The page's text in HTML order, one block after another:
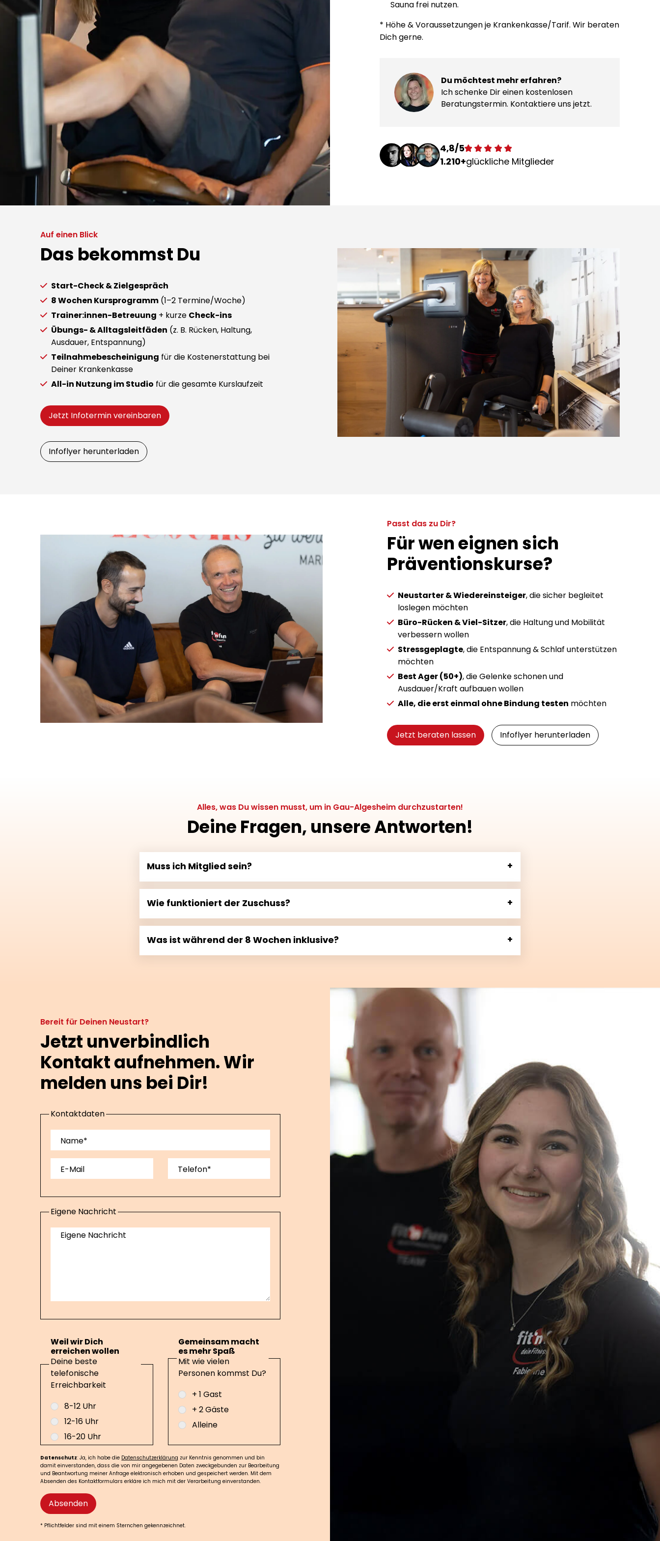
Sauna frei nutzen.
* Höhe & Voraussetzungen je Krankenkasse/Tarif. Wir beraten
Dich gerne.
Du möchtest mehr erfahren?
Ich schenke Dir einen kostenlosen
Beratungstermin. Kontaktiere uns jetzt.
4,8/5
1.210+glückliche Mitglieder
Das bekommst Du
Auf einen Blick
Start-Check & Zielgespräch
8 Wochen Kursprogramm (1–2 Termine/Woche)
Trainer:innen-Betreuung + kurze Check-ins
Übungs- & Alltagsleitfäden (z. B. Rücken, Haltung,
Ausdauer, Entspannung)
Teilnahmebescheinigung für die Kostenerstattung bei
Deiner Krankenkasse
All-in Nutzung im Studio für die gesamte Kurslaufzeit
Jetzt Infotermin vereinbaren
Infoflyer herunterladen
Für wen eignen sich
Präventionskurse?
Passt das zu Dir?
Neustarter & Wiedereinsteiger, die sicher begleitet
loslegen möchten
Büro-Rücken & Viel-Sitzer, die Haltung und Mobilität
verbessern wollen
Stressgeplagte, die Entspannung & Schlaf unterstützen
möchten
Best Ager (50+), die Gelenke schonen und
Ausdauer/Kraft aufbauen wollen
Alle, die erst einmal ohne Bindung testen möchten
Jetzt beraten lassen Infoflyer herunterladen
Deine Fragen, unsere Antworten!
Alles, was Du wissen musst, um in Gau-Algesheim durchzustarten!
Muss ich Mitglied sein?
Wie funktioniert der Zuschuss?
Was ist während der 8 Wochen inklusive?
Jetzt unverbindlich
Kontakt aufnehmen. Wir
melden uns bei Dir!
Bereit für Deinen Neustart?
Kontaktdaten
Name*
E-Mail Telefon*
Eigene Nachricht
Eigene Nachricht
Weil wir Dich
erreichen wollen
Deine beste
telefonische
Erreichbarkeit
8-12 Uhr
12-16 Uhr
16-20 Uhr
Gemeinsam macht
es mehr Spaß
Mit wie vielen
Personen kommst Du?
+ 1 Gast
+ 2 Gäste
Alleine
Datenschutz: Ja, ich habe die Datenschutzerklärung zur Kenntnis genommen und bin
damit einverstanden, dass die von mir angegebenen Daten zweckgebunden zur Bearbeitung
und Beantwortung meiner Anfrage elektronisch erhoben und gespeichert werden. Mit dem
Absenden des Kontaktformulars erkläre ich mich mit der Verarbeitung einverstanden.
Absenden
* Pflichtfelder sind mit einem Sternchen gekennzeichnet.